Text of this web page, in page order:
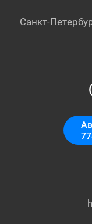
Санкт-